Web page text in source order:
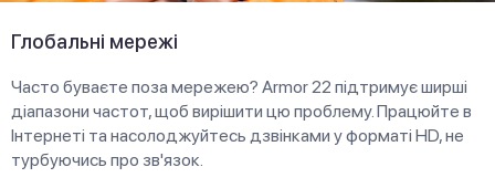
Глобальні мережі
Часто буваєте поза мережею? Armor 22 підтримує ширші
діапазони частот, щоб вирішити цю проблему. Працюйте в
Інтернеті та насолоджуйтесь дзвінками у форматі НD, не
турбуючись про зв'язок.